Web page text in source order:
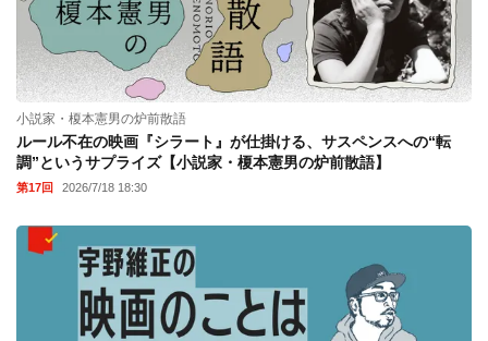
小説家・榎本憲男の炉前散語
ルール不在の映画『シラート』が仕掛ける、サスペンスへの“転
調”というサプライズ【小説家・榎本憲男の炉前散語】
第17回 2026/7/18 18:30